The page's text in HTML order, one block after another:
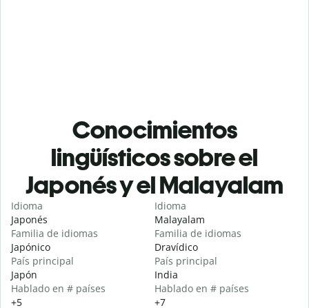
Conocimientos
lingüísticos sobre el
Japonés y el Malayalam
Idioma
Japonés
Familia de idiomas
Japónico
País principal
Japón
Hablado en # países
+5
Idioma
Malayalam
Familia de idiomas
Dravídico
País principal
India
Hablado en # países
+7